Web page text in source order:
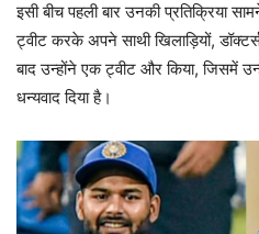
इसी बीच पहली बार उनकी प्रतिक्रिया
ट्वीट करके अपने साथी खिलाड़ियों,
बाद उन्होंने एक ट्वीट और किया, जिसमें
धन्यवाद दिया है।